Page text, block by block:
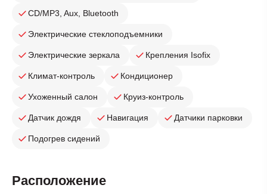
CD/MP3, Aux, Bluetooth
Электрические стеклоподъемники
Электрические зеркала Крепления Isofix
Климат-контроль Кондиционер
Ухоженный салон Круиз-контроль
Датчик дождя Навигация Датчики парковки
Подогрев сидений
Расположение